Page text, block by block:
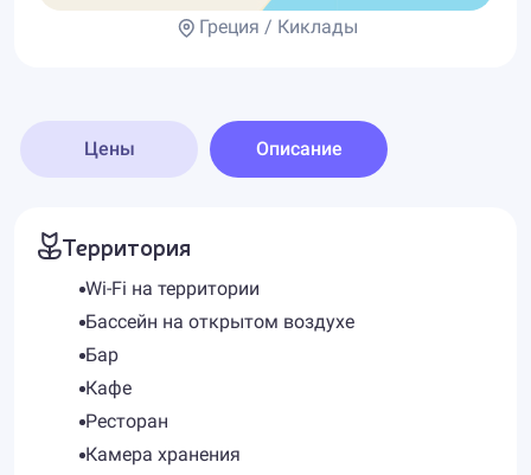
Греция / Киклады
Цены Описание
Территория
Wi-Fi на территории
Бассейн на открытом воздухе
Бар
Кафе
Ресторан
Камера хранения